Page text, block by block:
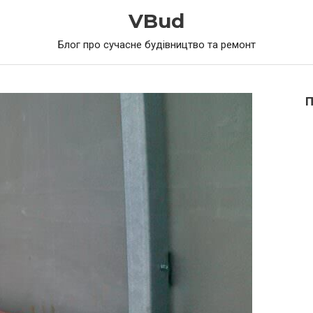
VBud
Блог про сучасне будівництво та ремонт